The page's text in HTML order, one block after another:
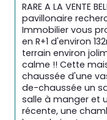
RARE A LA VENTE
pavillonaire
Immobilier vous
en R+1 d'environ
terrain environ
calme !! Cette
chaussée d'une
de-chaussée un
salle à manger et
récente, une